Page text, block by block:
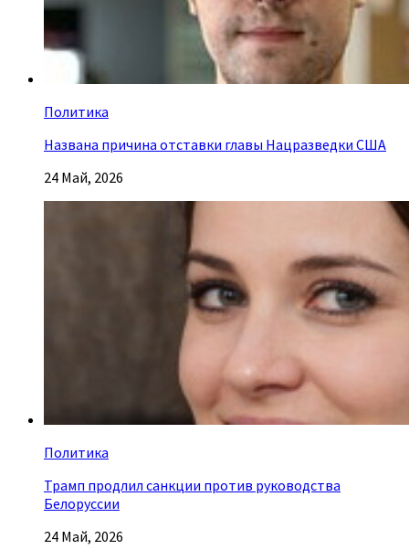
Политика
Названа причина отставки главы Нацразведки США
24 Май, 2026
Политика
Трамп продлил санкции против руководства
Белоруссии
24 Май, 2026